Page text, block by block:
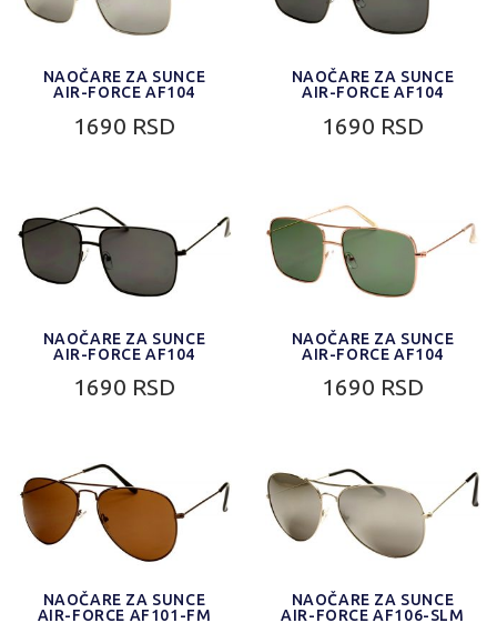
NAOČARE ZA SUNCE
AIR-FORCE AF104
1690 RSD
NAOČARE ZA SUNCE
AIR-FORCE AF104
1690 RSD
NAOČARE ZA SUNCE
AIR-FORCE AF104
1690 RSD
NAOČARE ZA SUNCE
AIR-FORCE AF104
1690 RSD
NAOČARE ZA SUNCE
AIR-FORCE AF101-FM
NAOČARE ZA SUNCE
AIR-FORCE AF106-SLM